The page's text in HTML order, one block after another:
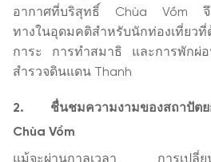
อากาศที่บริสุทธิ์ Chùa Vồm จึง
ทางในอุดมคติสำหรับนักท่องเที่ยว
การะ การทำสมาธิ และการพักผ่อ
สำรวจดินแดน Thanh
2. ชื่นชมความงามของสถาปัตย
Chùa Vồm
แม้จะผ่านกาลเวลา การเปลี่ยน